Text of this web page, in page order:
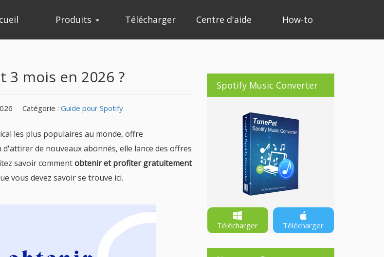
Produits Télécharger Centre d'aide How-to
mois en 2026 ?
Catégorie : Guide pour Spotify
les plus populaires au monde, offre
de nouveaux abonnés, elle lance des offres
savoir commentobtenir et profiter gratuitement
vous devez savoir se trouve ici.
Spotify Music Converter
Télécharger Télécharger